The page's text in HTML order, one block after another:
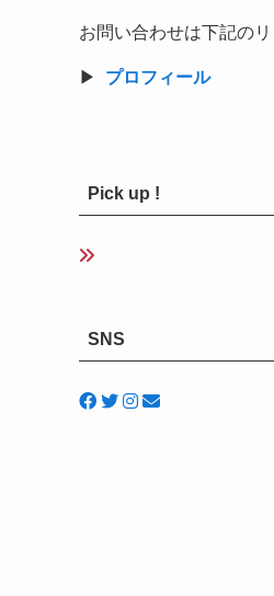
お問い合わせは下記の
▶︎ プロフィール
Pick up !
SNS